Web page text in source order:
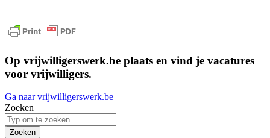
Op vrijwilligerswerk.be plaats en vind je vacatures
voor vrijwilligers.
Ga naar vrijwilligerswerk.be
Zoeken
Zoeken